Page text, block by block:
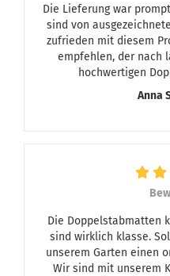
Die Lieferung war
sind von
zufrieden mit diesem
empfehlen, der nach
hochwertigen
Anna
Die Doppelstabmatten
sind wirklich klasse.
unserem Garten einen
Wir sind mit unserem